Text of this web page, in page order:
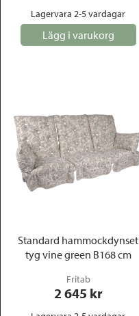
Lagervara 2-5 vardagar
Lägg i varukorg
Standard hammockdynset
tyg vine green B168 cm
Fritab
2 645 kr